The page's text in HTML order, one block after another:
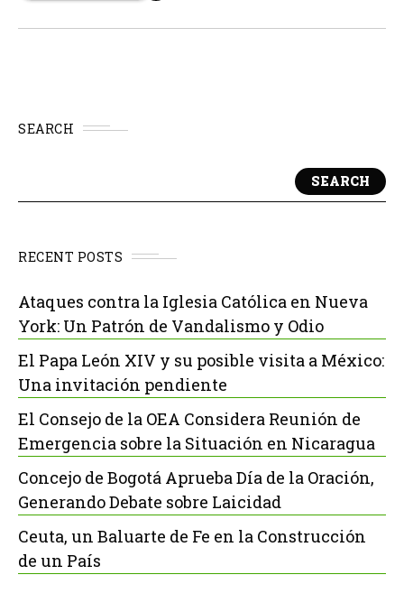
SEARCH
SEARCH
RECENT POSTS
Ataques contra la Iglesia Católica en Nueva
York: Un Patrón de Vandalismo y Odio
El Papa León XIV y su posible visita a México:
Una invitación pendiente
El Consejo de la OEA Considera Reunión de
Emergencia sobre la Situación en Nicaragua
Concejo de Bogotá Aprueba Día de la Oración,
Generando Debate sobre Laicidad
Ceuta, un Baluarte de Fe en la Construcción
de un País